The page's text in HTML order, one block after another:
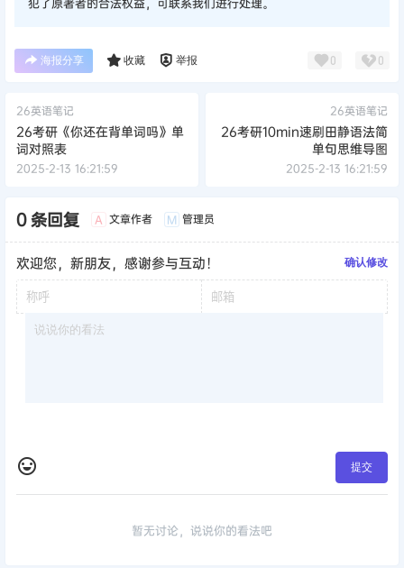
海报分享 收藏 举报 0 0
26英语笔记
26考研《你还在背单词吗》单
词对照表
2025-2-13 16:21:59
26英语笔记
26考研10min速刷田静语法简
单句思维导图
2025-2-13 16:21:59
0 条回复 A 文章作者 M 管理员
欢迎您，新朋友，感谢参与互动！ 确认修改
提交
暂无讨论，说说你的看法吧